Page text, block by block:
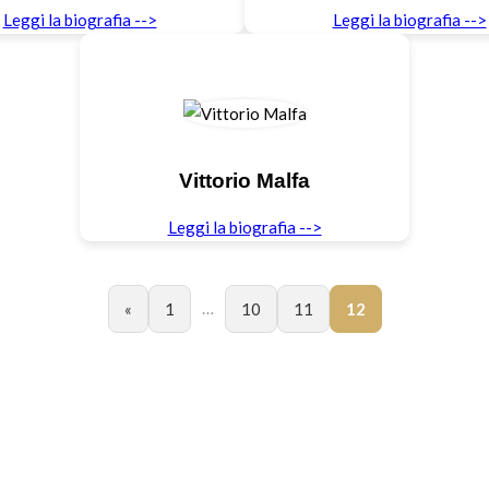
Leggi la biografia --> Leggi la biografia -->
Vittorio Malfa
Leggi la biografia -->
« 1 … 10 11 12